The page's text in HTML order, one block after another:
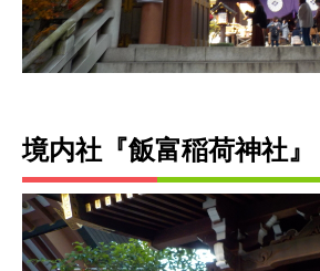
境内社『飯富稲荷神社』